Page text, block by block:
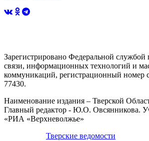
Зарегистрировано Федеральной службой
связи, информационных технологий и
коммуникаций, регистрационный
77430.
Наименование издания – Тверской
Главный редактор - Ю.О. Овсянникова.
«РИА «Верхневолжье»
Тверские ведомости